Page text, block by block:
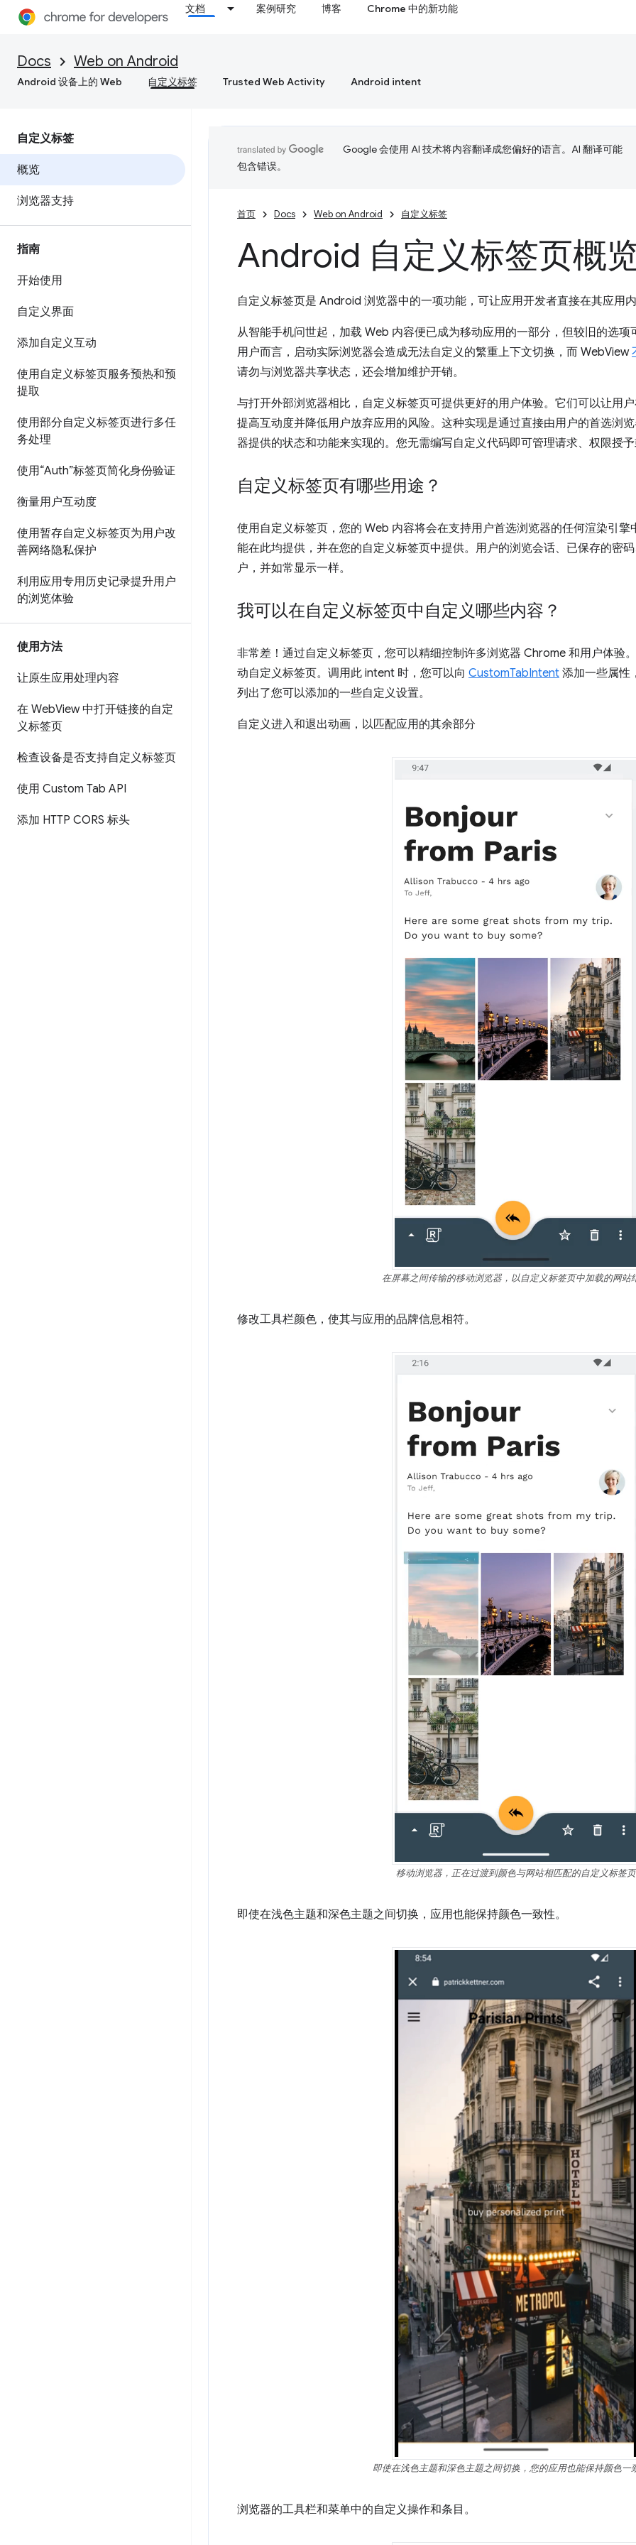
文档 案例研究 博客 Chrome 中的新功能
Docs Web on Android
Android 设备上的 Web 自定义标签 Trusted Web Activity Android intent
自定义标签
概览
浏览器支持
指南
开始使用
自定义界面
添加自定义互动
使用自定义标签页服务预热和预
提取
使用部分自定义标签页进行多任
务处理
使用“Auth”标签页简化身份验证
衡量用户互动度
使用暂存自定义标签页为用户改
善网络隐私保护
利用应用专用历史记录提升用户
的浏览体验
使用方法
让原生应用处理内容
在 WebView 中打开链接的自定
义标签页
检查设备是否支持自定义标签页
使用 Custom Tab API
添加 HTTP CORS 标头
Google 会使用 AI 技术将内容翻译成您偏好的语言。AI 翻译可能
包含错误。
首页 Docs Web on Android 自定义标签
Android 自定义标签页概
自定义标签页是 Android 浏览器中的一项功能，可让应用开发者直接在其应用
从智能手机问世起，加载 Web 内容便已成为移动应用的一部分，但较旧的选
用户而言，启动实际浏览器会造成无法自定义的繁重上下文切换，而 WebView
请勿与浏览器共享状态，还会增加维护开销。
与打开外部浏览器相比，自定义标签页可提供更好的用户体验。它们可以让用
提高互动度并降低用户放弃应用的风险。这种实现是通过直接由用户的首选浏
器提供的状态和功能来实现的。您无需编写自定义代码即可管理请求、权限授
自定义标签页有哪些用途？
使用自定义标签页，您的 Web 内容将会在支持用户首选浏览器的任何渲染引擎
能在此均提供，并在您的自定义标签页中提供。用户的浏览会话、已保存的密
户，并如常显示一样。
我可以在自定义标签页中自定义哪些内容？
非常差！通过自定义标签页，您可以精细控制许多浏览器 Chrome 和用户体验
动自定义标签页。调用此 intent 时，您可以向 CustomTabIntent 添加一些属性
列出了您可以添加的一些自定义设置。
自定义进入和退出动画，以匹配应用的其余部分
在屏幕之间传输的移动浏览器，以自定义标签页中加载的网站
修改工具栏颜色，使其与应用的品牌信息相符。
移动浏览器，正在过渡到颜色与网站相匹配的自定义标签页
即使在浅色主题和深色主题之间切换，应用也能保持颜色一致性。
即使在浅色主题和深色主题之间切换，您的应用也能保持颜色一
浏览器的工具栏和菜单中的自定义操作和条目。